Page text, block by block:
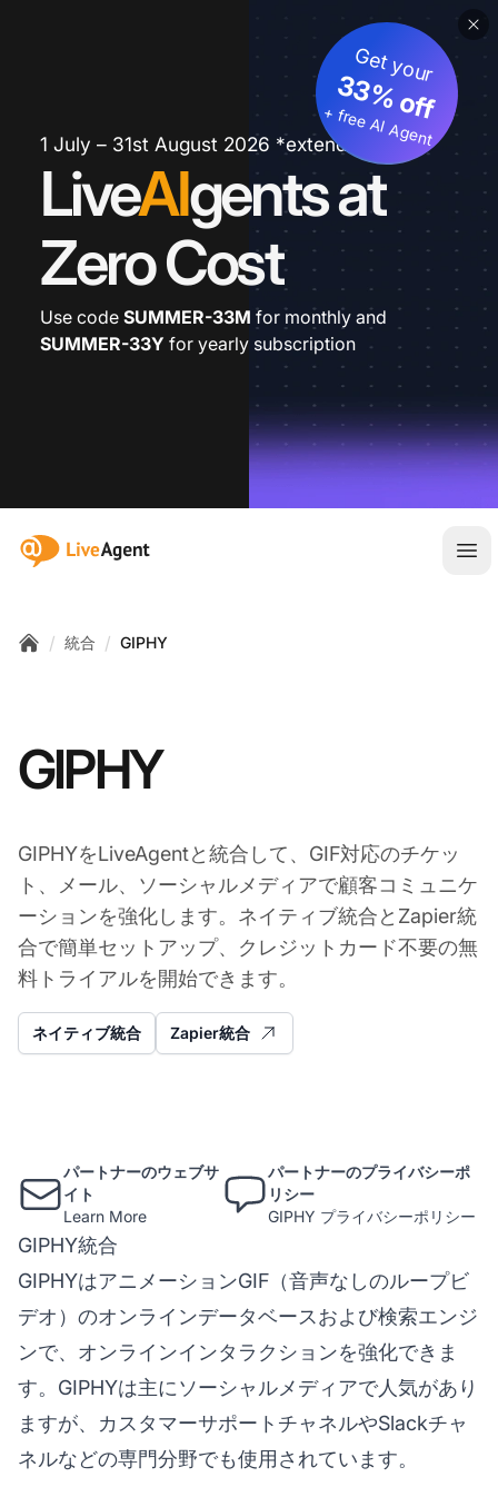
1 July – 31st August 2026 *extended
LiveAIgents at
Zero Cost
Get your
33% off
+ free AI Agent
Use code SUMMER-33M for monthly and
SUMMER-33Y for yearly subscription
:site.title
メ
/ 統合 / GIPHY
GIPHY
GIPHYをLiveAgentと統合して、GIF対応のチケッ
ト、メール、ソーシャルメディアで顧客コミュニケ
ーションを強化します。ネイティブ統合とZapier統
合で簡単セットアップ、クレジットカード不要の無
料トライアルを開始できます。
ネイティブ統合 Zapier統合
パートナーのウェブサ
イト
Learn More
パートナーのプライバシーポ
リシー
GIPHY プライバシーポリシー
GIPHY統合
GIPHYはアニメーションGIF（音声なしのループビ
デオ）のオンラインデータベースおよび検索エンジ
ンで、オンラインインタラクションを強化できま
す。GIPHYは主にソーシャルメディアで人気があり
ますが、カスタマーサポートチャネルやSlackチャ
ネルなどの専門分野でも使用されています。